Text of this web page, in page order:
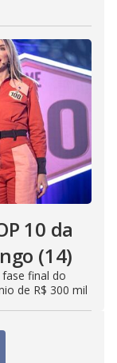
10 da
(14)
final do
de R$ 300 mil